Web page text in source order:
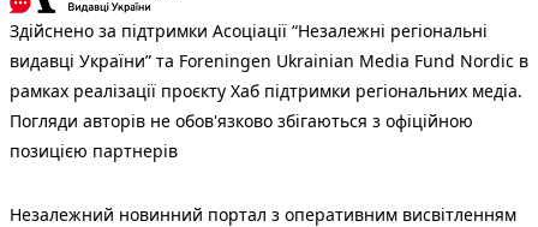
Здійснено за підтримки Асоціації “Незалежні регіональні
видавці України” та Foreningen Ukrainian Media Fund Nordic в
рамках реалізації проєкту Хаб підтримки регіональних медіа.
Погляди авторів не обов'язково збігаються з офіційною
позицією партнерів
Незалежний новинний портал з оперативним висвітленням